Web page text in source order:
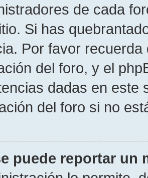
de cada
Si has
Por favor
del foro, y el
dadas en este
del foro si no
puede reportar un